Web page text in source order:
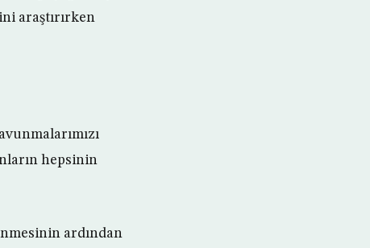
araştırırken
hepsinin
ardından